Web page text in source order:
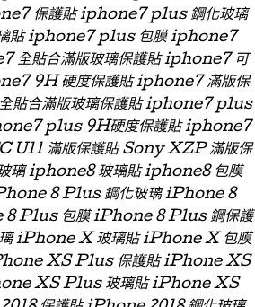
保護貼 iphone7 plus 鋼化玻璃
貼 iphone7 plus 包膜 iphone7
全貼合滿版玻璃保護貼 iphone7 可
9H 硬度保護貼 iphone7 滿版保
貼合滿版玻璃保護貼 iphone7 plus
plus 9H硬度保護貼 iphone7
U11 滿版保護貼 Sony XZP 滿版保
璃 iphone8 玻璃貼 iphone8 包膜
8 Plus 鋼化玻璃 iPhone 8
Plus 包膜 iPhone 8 Plus 鋼保護
iPhone X 玻璃貼 iPhone X 包膜
XS Plus 保護貼 iPhone XS
XS Plus 玻璃貼 iPhone XS